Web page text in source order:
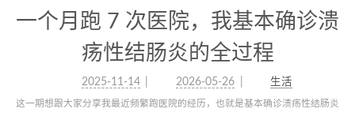
一个月跑 7 次医院，我基本确诊溃
疡性结肠炎的全过程
2025-11-14 2026-05-26 生活
这一期想跟大家分享我最近频繁跑医院的经历，也就是基本确诊溃疡性结肠炎